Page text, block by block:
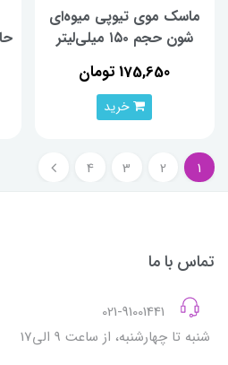
ماسک موی تیوپی میوه‌ای
شون حجم ۱۵۰ میلی‌لیتر
175,650 تومان
خرید
1
2
3
4
تماس با ما
شنبه تا چهارشنبه، از ساعت 9 الی17